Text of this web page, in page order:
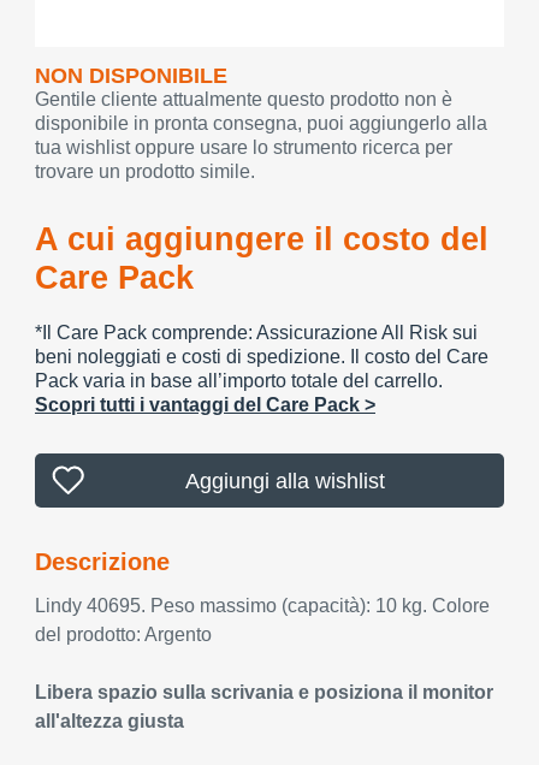
NON DISPONIBILE
Gentile cliente attualmente questo prodotto non è
disponibile in pronta consegna, puoi aggiungerlo alla
tua wishlist oppure usare lo strumento ricerca per
trovare un prodotto simile.
A cui aggiungere il costo del
Care Pack
*Il Care Pack comprende: Assicurazione All Risk sui
beni noleggiati e costi di spedizione. Il costo del Care
Pack varia in base all’importo totale del carrello.
Scopri tutti i vantaggi del Care Pack >
Aggiungi alla wishlist
Descrizione
Lindy 40695. Peso massimo (capacità): 10 kg. Colore
del prodotto: Argento
Libera spazio sulla scrivania e posiziona il monitor
all'altezza giusta